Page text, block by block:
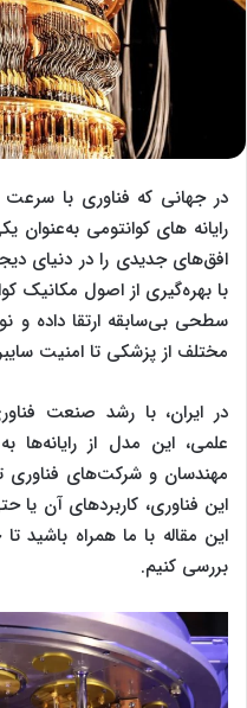
در جهانی که فناوری با
رایانه ‌های کوانتومی به‌عنوان
افق‌های جدیدی را در دنیای
با بهره‌گیری از اصول مکانیک
سطحی بی‌سابقه ارتقا داده و
مختلف از پزشکی تا امنیت
در ایران، با رشد صنعت
علمی، این مدل از
مهندسان و شرکت‌های فناوری
این فناوری، کاربردهای آن یا
این مقاله با ما همراه باشید
بررسی کنیم.